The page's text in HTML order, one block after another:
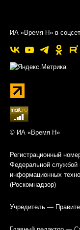
ИА «Время Н» в
© ИА «Время Н»
Регистрационный
Федеральной службой
информационных
(Роскомнадзор)
Учредитель —